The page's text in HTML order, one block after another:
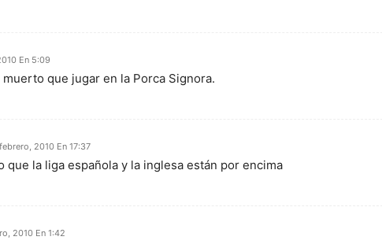
En 5:09
que jugar en la Porca Signora.
2010 En 17:37
que la liga española y la inglesa están por encima
2010 En 1:42